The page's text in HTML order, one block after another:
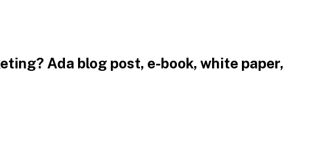
Ada blog post, e-book, white paper,